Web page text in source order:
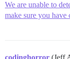
We are unable to
make sure you have
codinghorror (Jeff